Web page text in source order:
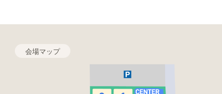
会場マップ